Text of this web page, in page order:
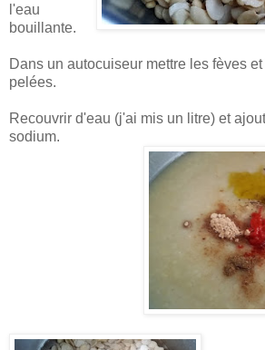
l'eau
bouillante.
Dans un autocuiseur mettre les fèves
pelées.
Recouvrir d'eau (j'ai mis un litre) et
sodium.